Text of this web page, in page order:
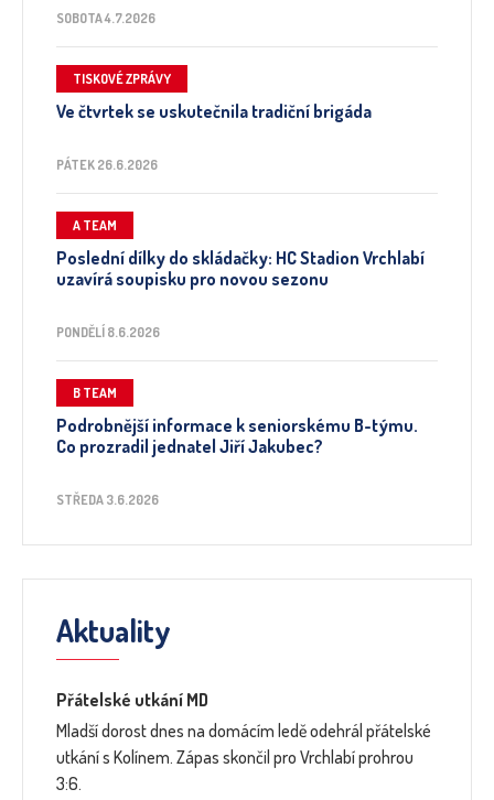
SOBOTA 4.7.2026
TISKOVÉ ZPRÁVY
Ve čtvrtek se uskutečnila tradiční brigáda
PÁTEK 26.6.2026
A TEAM
Poslední dílky do skládačky: HC Stadion Vrchlabí
uzavírá soupisku pro novou sezonu
PONDĚLÍ 8.6.2026
B TEAM
Podrobnější informace k seniorskému B-týmu.
Co prozradil jednatel Jiří Jakubec?
STŘEDA 3.6.2026
Aktuality
Přátelské utkání MD
Mladší dorost dnes na domácím ledě odehrál přátelské
utkání s Kolínem. Zápas skončil pro Vrchlabí prohrou
3:6.